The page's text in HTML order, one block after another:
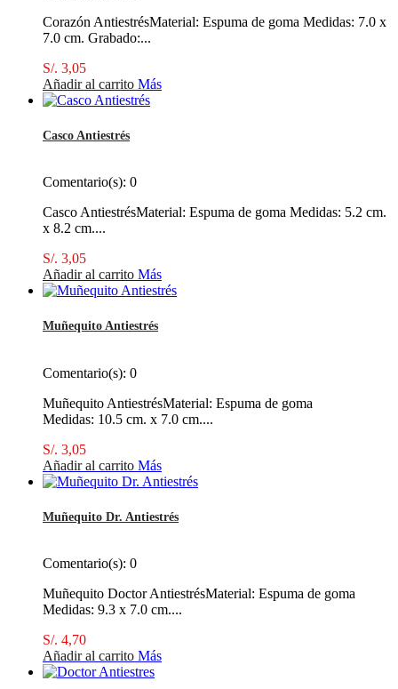
Corazón AntiestrésMaterial: Espuma de goma Medidas: 7.0 x
7.0 cm. Grabado:...
S/. 3,05
Añadir al carrito Más
Casco Antiestrés
Comentario(s): 0
Casco AntiestrésMaterial: Espuma de goma Medidas: 5.2 cm.
x 8.2 cm....
S/. 3,05
Añadir al carrito Más
Muñequito Antiestrés
Comentario(s): 0
Muñequito AntiestrésMaterial: Espuma de goma
Medidas: 10.5 cm. x 7.0 cm....
S/. 3,05
Añadir al carrito Más
Muñequito Dr. Antiestrés
Comentario(s): 0
Muñequito Doctor AntiestrésMaterial: Espuma de goma
Medidas: 9.3 x 7.0 cm....
S/. 4,70
Añadir al carrito Más